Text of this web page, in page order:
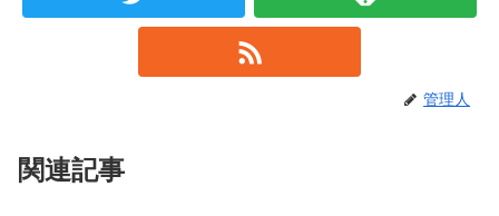
管理人
関連記事